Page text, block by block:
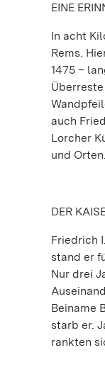
EINE
In acht
Rems.
1475 –
auch
Lorcher
und
DER
Friedrich
stand er
Nur drei
Beiname
starb er.
rankten